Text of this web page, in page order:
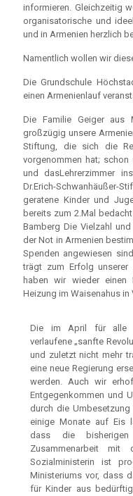
informieren. Gleichzeitig
organisatorische und
und in Armenien herzlich
Namentlich wollen wir
Die Grundschule
einen Armenienlauf
Die Familie Geiger aus
großzügig unsere
Stiftung, die sich die
vorgenommen hat; schon
und dasLehrerzimmer
Dr.Erich-
geratene Kinder und
bereits zum 2.Mal
Bamberg Die Vielzahl
der Not in Armenien
Spenden angewiesen
trägt zum Erfolg unserer
haben wir wieder einen
Heizung im Waisenahus
Die im April für alle
verlaufene „sanfte
und zuletzt nicht mehr
eine neue Regierung
werden. Auch wir
Entgegenkommen und
durch die
einige Monate auf Eis
dass die
Zusammenarbeit
Sozialministerin ist
Ministeriums vor, dass
für Kinder aus